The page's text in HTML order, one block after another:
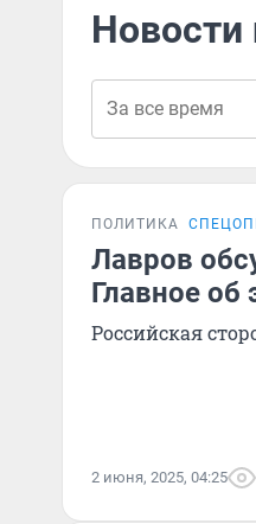
Новости
ПОЛИТИКА
Лавров
Главное об
Российская
2 июня, 2025, 04:25